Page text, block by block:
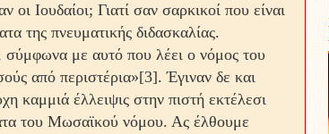
Ιουδαίοι; Γιατί σαν σαρκικοί που είναι
της πνευματικής διδασκαλίας.
σύμφωνα με αυτό που λέει ο νόμος του
από περιστέρια»[3]. Έγιναν δε και
καμμιά έλλειψις στην πιστή εκτέλεσι
του Μωσαϊ­κού νόμου. Ας έλθουμε